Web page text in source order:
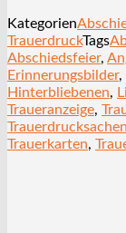
Kategorien
TrauerdruckTags
Abschiedsfeier,
Erinnerungsbilder,
Hinterbliebenen,
Traueranzeige,
Trauerdrucksachen
Trauerkarten,